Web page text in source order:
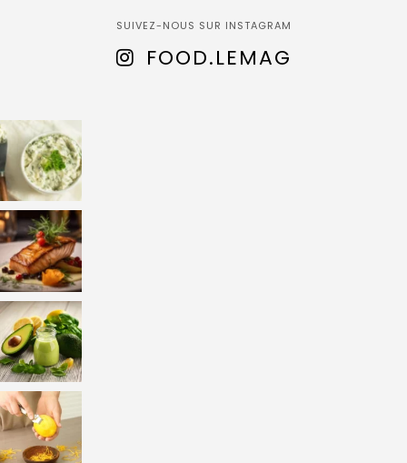
SUIVEZ-NOUS SUR INSTAGRAM
FOOD.LEMAG